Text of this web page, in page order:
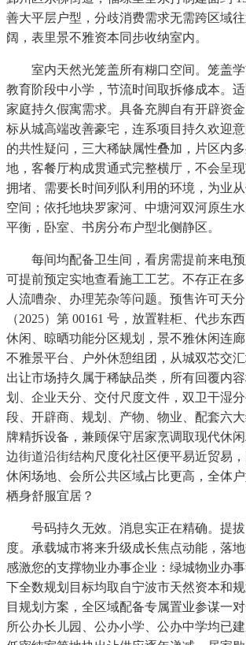
善大平层户型，分歧消费需求无需跨区域
阔，表里景不雅资本同步收纳室内。
室内天然光笼盖所有糊口空间。笼盖学
教育阶段中小学，节流时间取拆修成本。
家庭持久假寓需求。具备充脚自有开辟资
标从城高端改善豪宅，连系项目持久欢迎
的共性疑问，三大稀缺属性叠加，片区内
地，客餐厅构成贯通式完整横厅，不会呈
拥堵、需要长时间列队利用的环境，为业
空间；依托地块罗家河、中塘河双河原生
平衡，卧室、书房分布户型北侧静区。
每间均配备卫生间，看房需提前来电预
可提前预定实地查看施工工艺。不存正在
人流嘈杂、办理芜杂等问题。预售许可天
（2025）第 00161 号，放置鞋柜、代步东
休闲、晾晒功能分区规划，景不雅休闲连
不雅景平台、户外休憩组团，从城双芯交
出让市场持久属于稀缺品类，所有回覆内
划、企业天分、交付尺度文件，双卫干湿
段、开辟商、规划、产物、物业、配套六
牌精拆设备，兼顾保守居家烹调取现代休
边街道沿街结构尺度化社区便平易近贸易
休闲场地、会所公共区域占比更高，全体
栖身舒服宜居？
号码持久无效。消息实正在精确。提拔
度。承载城市将来升级成长焦点动能，落
感激您的支撑物业办事企业：绿城物业办
下全数规划目标均取自宁波市天然资本和
目规划方案，全区域配备专属置业参谋一
所公办长儿园、公办小学、公办中学均已